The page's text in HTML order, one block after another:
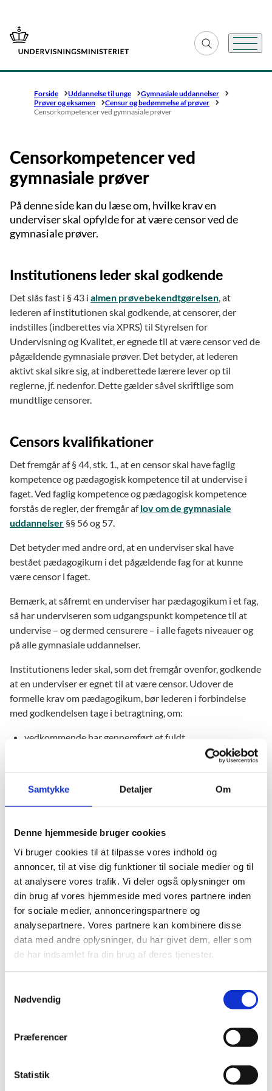
Samtykke Detaljer Om
Denne hjemmeside bruger cookies
Vi bruger cookies til at tilpasse vores indhold og
annoncer, til at vise dig funktioner til sociale medier og til
at analysere vores trafik. Vi deler også oplysninger om
din brug af vores hjemmeside med vores partnere inden
for sociale medier, annonceringspartnere og
analysepartnere. Vores partnere kan kombinere disse
data med andre oplysninger, du har givet dem, eller som
de har indsamlet fra din brug af deres tjenester.
Nødvendig
Præferencer
Statistik
Gå til forsiden Fold søgefelt ud
Menu
Forside Uddannelse til unge
Gymnasiale uddannelser
Prøver og eksamen
Censur og bedømmelse af prøver
Censorkompetencer ved gymnasiale prøver
Censorkompetencer ved
gymnasiale prøver
På denne side kan du læse om, hvilke krav en
underviser skal opfylde for at være censor ved de
gymnasiale prøver.
Institutionens leder skal godkende
Det slås fast i § 43 i almen prøvebekendtgørelsen , at
lederen af institutionen skal godkende, at censorer, der
indstilles (indberettes via XPRS) til Styrelsen for
Undervisning og Kvalitet, er egnede til at være censor ved de
pågældende gymnasiale prøver. Det betyder, at lederen
aktivt skal sikre sig, at indberettede lærere lever op til
reglerne, jf. nedenfor. Dette gælder såvel skriftlige som
mundtlige censorer.
Censors kvalifikationer
Det fremgår af § 44, stk. 1., at en censor skal have faglig
kompetence og pædagogisk kompetence til at undervise i
faget. Ved faglig kompetence og pædagogisk kompetence
forstås de regler, der fremgår aflov om de gymnasiale
uddannelser §§ 56 og 57.
Det betyder med andre ord, at en underviser skal have
bestået pædagogikum i det pågældende fag for at kunne
være censor i faget.
Bemærk, at såfremt en underviser har pædagogikum i et fag,
så har underviseren som udgangspunkt kompetence til at
undervise – og dermed censurere – i alle fagets niveauer og
på alle gymnasiale uddannelser.
Institutionens leder skal, som det fremgår ovenfor, godkende
at en underviser er egnet til at være censor. Udover de
formelle krav om pædagogikum, bør lederen i forbindelse
med godkendelsen tage i betragtning, om:
vedkommende har gennemført et fuldt
undervisningsforløb, der fører frem til den pågældende
pågældende niveau
der har været eksempelvis censorindberetninger, som det
vedkommende igen agerer som censor.
En leder kan efter denne vurdering beslutte ikke at indstille
en underviser, selvom de formelle krav om pædagogikum er
opfyldt.
Helt særlige tilfælde
Det fremgår af § 44., stk. 2., at en institutions leder i helt
kompetence i faget, men hvor vedkommende ikke har
gennemført pædagogikum endnu. Det skal også bemærkes,
at dette kun i ganske få tilfælde kan komme på tale, da det
helt klare udgangspunkt er at det kræver pædagogikum for
Et eksempel på dette kan være en meget erfaren årsvikar